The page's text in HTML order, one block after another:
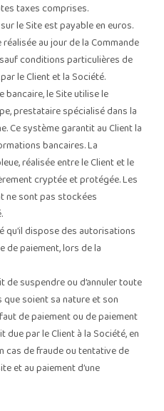
taxes comprises.
le Site est payable en euros.
au jour de la Commande
conditions particulières de
le Client et la Société.
bancaire, le Site utilise le
prestataire spécialisé dans la
Ce système garantit au Client la
bancaires. La
réalisée entre le Client et le
cryptée et protégée. Les
ne sont pas stockées
qu’il dispose des autorisations
de paiement, lors de la
de suspendre ou d’annuler toute
que soient sa nature et son
de paiement ou de paiement
par le Client à la Société, en
cas de fraude ou tentative de
et au paiement d’une